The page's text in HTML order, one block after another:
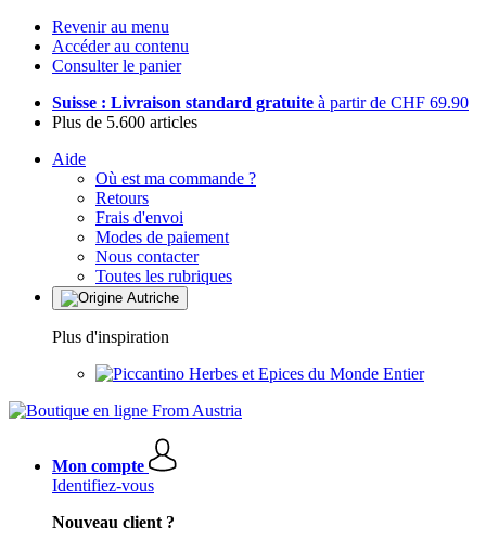
Revenir au menu
Accéder au contenu
Consulter le panier
Suisse : Livraison standard gratuite à partir de CHF 69.90
Plus de 5.600 articles
Aide
Où est ma commande ?
Retours
Frais d'envoi
Modes de paiement
Nous contacter
Toutes les rubriques
Plus d'inspiration
Herbes et Epices du Monde Entier
Mon compte
Identifiez-vous
Nouveau client ?